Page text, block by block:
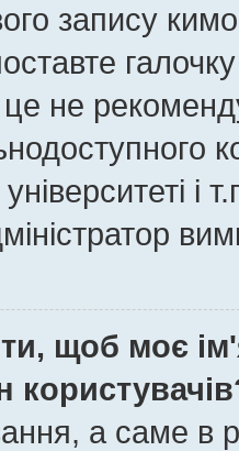
запису
не
і
щоб моє
а саме в